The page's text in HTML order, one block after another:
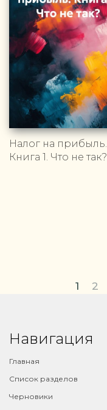
Налог на прибыль.
Книга 1. Что не так?
1 2
Навигация
Главная
Список разделов
Черновики